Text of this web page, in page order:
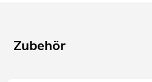
Zubehör